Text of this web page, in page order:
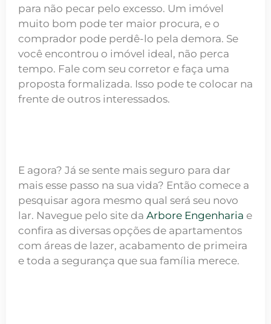
para não pecar pelo excesso. Um imóvel
muito bom pode ter maior procura, e o
comprador pode perdê-lo pela demora. Se
você encontrou o imóvel ideal, não perca
tempo. Fale com seu corretor e faça uma
proposta formalizada. Isso pode te colocar na
frente de outros interessados.
E agora? Já se sente mais seguro para dar
mais esse passo na sua vida? Então comece a
pesquisar agora mesmo qual será seu novo
lar. Navegue pelo site da Arbore Engenharia e
confira as diversas opções de apartamentos
com áreas de lazer, acabamento de primeira
e toda a segurança que sua família merece.